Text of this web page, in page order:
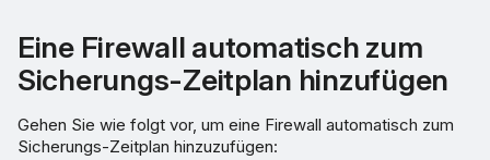
Eine Firewall automatisch zum
Sicherungs-Zeitplan hinzufügen
Gehen Sie wie folgt vor, um eine Firewall automatisch zum
Sicherungs-Zeitplan hinzuzufügen: